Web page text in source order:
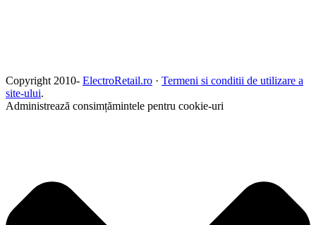
Copyright 2010- ElectroRetail.ro · Termeni si conditii de utilizare a
site-ului.
Administrează consimțămintele pentru cookie-uri